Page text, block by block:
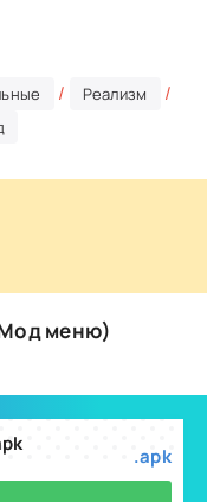
/ Реализм /
меню)
.apk